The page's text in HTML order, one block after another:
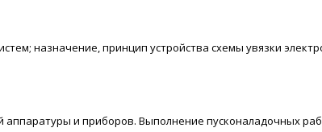
назначение, принцип устройства схемы увязки
аппаратуры и приборов. Выполнение пусконаладочных